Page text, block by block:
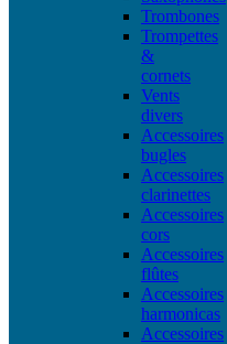
Trombones
Trompettes
&
cornets
Vents
divers
Accessoires
bugles
Accessoires
clarinettes
Accessoires
cors
Accessoires
flûtes
Accessoires
harmonicas
Accessoires